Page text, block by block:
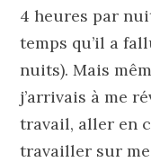
4 heures par
temps qu’il a
nuits). Mais
j’arrivais à me
travail, aller en
travailler sur